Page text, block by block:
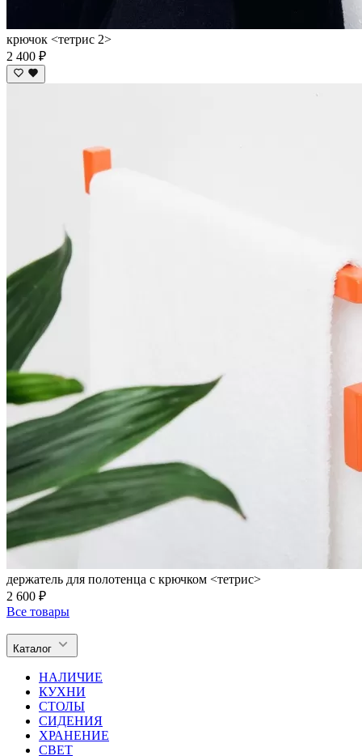
крючок <тетрис 2>
2 400 ₽
держатель для полотенца с крючком <тетрис>
2 600 ₽
Все товары
Каталог
НАЛИЧИЕ
КУХНИ
СТОЛЫ
СИДЕНИЯ
ХРАНЕНИЕ
СВЕТ